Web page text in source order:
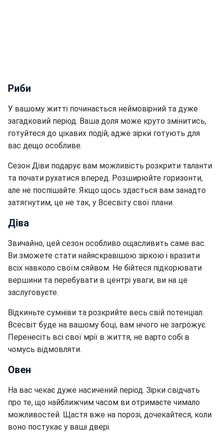
Риби
У вашому житті починається неймовірний та дуже
загадковий період. Ваша доля може круто змінитись,
готуйтеся до цікавих подій, адже зірки готують для
вас дещо особливе.
Сезон Діви подарує вам можливість розкрити таланти
та почати рухатися вперед. Розширюйте горизонти,
але не поспішайте. Якщо щось здасться вам занадто
затягнутим, це не так, у Всесвіту свої плани.
Діва
Звичайно, цей сезон особливо ощасливить саме вас.
Ви зможете стати найяскравішою зіркою і вразити
всіх навколо своїм сяйвом. Не бійтеся підкорювати
вершини та перебувати в центрі уваги, ви на це
заслуговуєте.
Відкиньте сумніви та розкрийте весь свій потенціал.
Всесвіт буде на вашому боці, вам нічого не загрожує.
Перенесіть всі свої мрії в життя, не варто собі в
чомусь відмовляти.
Овен
На вас чекає дуже насичений період. Зірки свідчать
про те, що найближчим часом ви отримаєте чимало
можливостей. Щастя вже на порозі, дочекайтеся, коли
воно постукає у ваші двері.